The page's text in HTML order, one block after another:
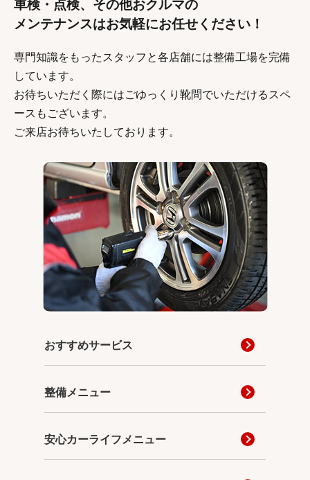
車検・点検、その他おクルマの
メンテナンスはお気軽にお任せください！
専門知識をもったスタッフと各店舗には整備工場を完備
しています。
お待ちいただく際にはごゆっくり靴問でいただけるスペ
ースもございます。
ご来店お待ちいたしております。
おすすめサービス
整備メニュー
安心カーライフメニュー